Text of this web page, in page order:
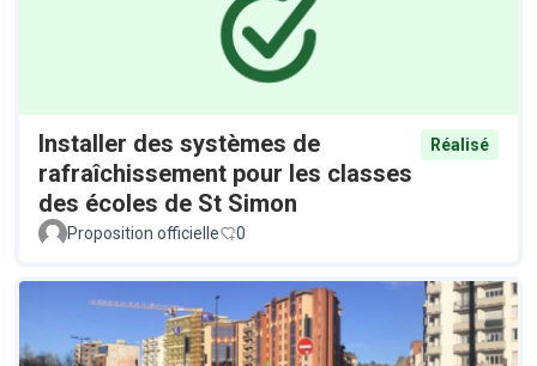
Installer des systèmes de
rafraîchissement pour les classes
des écoles de St Simon
Réalisé
Proposition officielle 0